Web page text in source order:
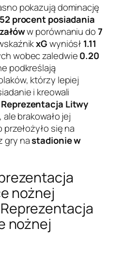
pokazują dominację
52 procent posiadania
w porównaniu do7
xGwyniósł 1.11
wobec zaledwie0.20
podkreślają
którzy lepiej
i kreowali
Reprezentacja Litwy
brakowało jej
się na
gry nastadionie w
nożnej
nożnej